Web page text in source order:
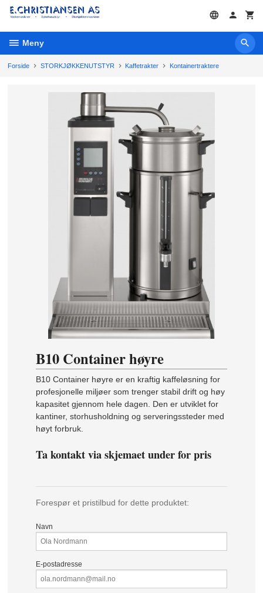
Gå
innholdet
Meny
Forside STORKJØKKENUTSTYR Kaffetrakter Kontainertraktere
B10 Container høyre
B10 Container høyre er en kraftig kaffeløsning for
profesjonelle miljøer som trenger stabil drift og høy
kapasitet gjennom hele dagen. Den er utviklet for
kantiner, storhusholdning og serveringssteder med
høyt forbruk.
Ta kontakt via skjemaet under for pris
Forespør et pristilbud for dette produktet:
Navn
E-postadresse